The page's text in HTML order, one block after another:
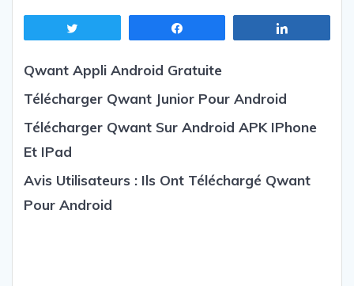
Qwant Appli Android Gratuite
Télécharger Qwant Junior Pour Android
Télécharger Qwant Sur Android APK IPhone
Et IPad
Avis Utilisateurs : Ils Ont Téléchargé Qwant
Pour Android